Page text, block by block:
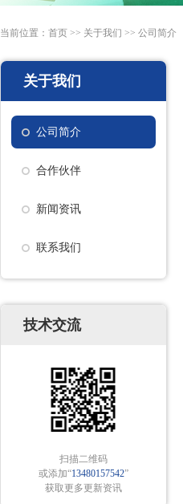
当前位置： 首页 >> 关于我们 >> 公司简介
关于我们
公司简介
合作伙伴
新闻资讯
联系我们
技术交流
扫描二维码
或添加“13480157542”
获取更多更新资讯